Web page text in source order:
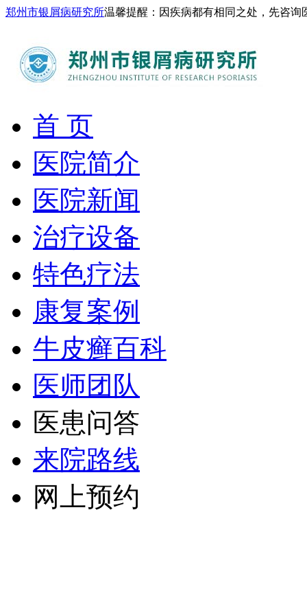
郑州市银屑病研究所温馨提醒：因疾病都有相同之处，先咨
首 页
医院简介
医院新闻
治疗设备
特色疗法
康复案例
牛皮癣百科
医师团队
医患问答
来院路线
网上预约